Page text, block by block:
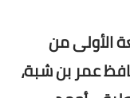
الأولى من
عمر بن شبة،